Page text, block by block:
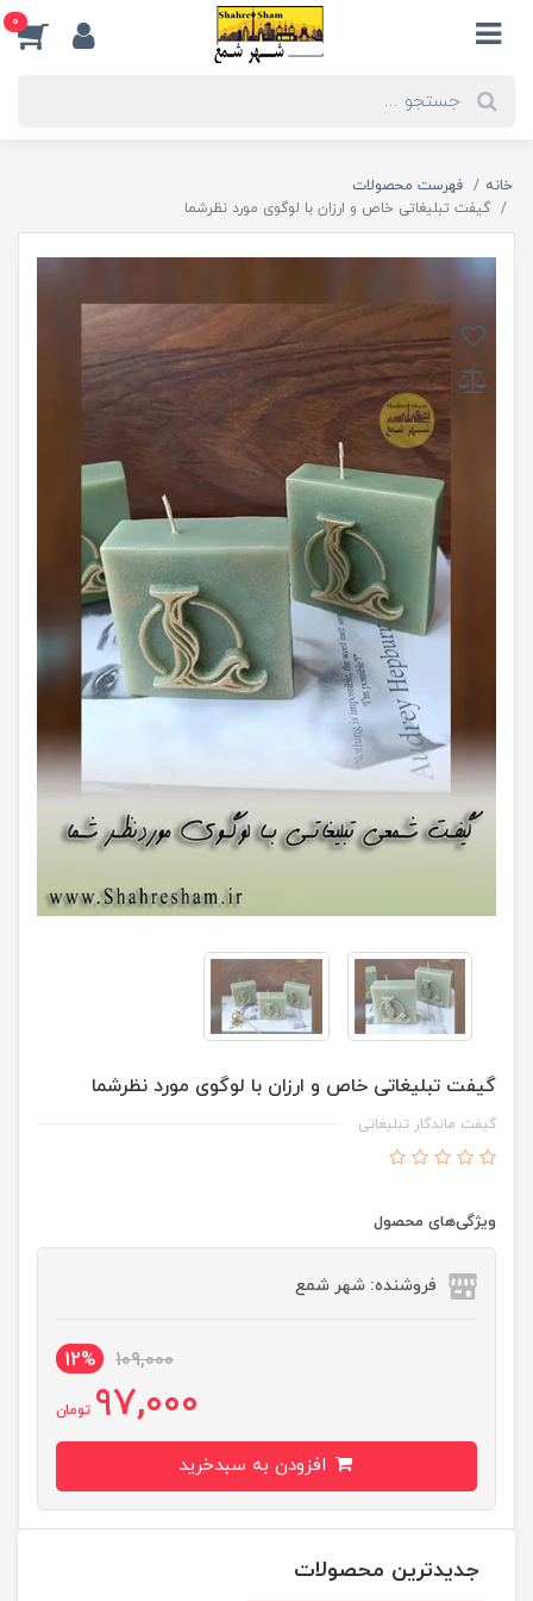
0
خانه
فهرست محصولات
گیفت تبلیغاتی خاص و ارزان با لوگوی مورد نظرشما
گیفت تبلیغاتی خاص و ارزان با لوگوی مورد نظرشما
گیفت ماندگار تبلیغاتی
ویژگی‌های محصول
فروشنده: شهر شمع
109,000
12%
97,000 تومان
جدیدترین محصولات